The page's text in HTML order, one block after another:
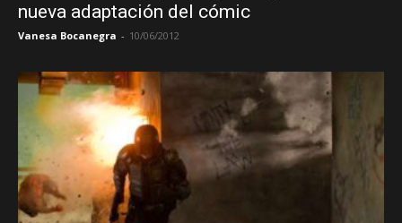
nueva adaptación del cómic
Vanesa Bocanegra - 10/06/2012